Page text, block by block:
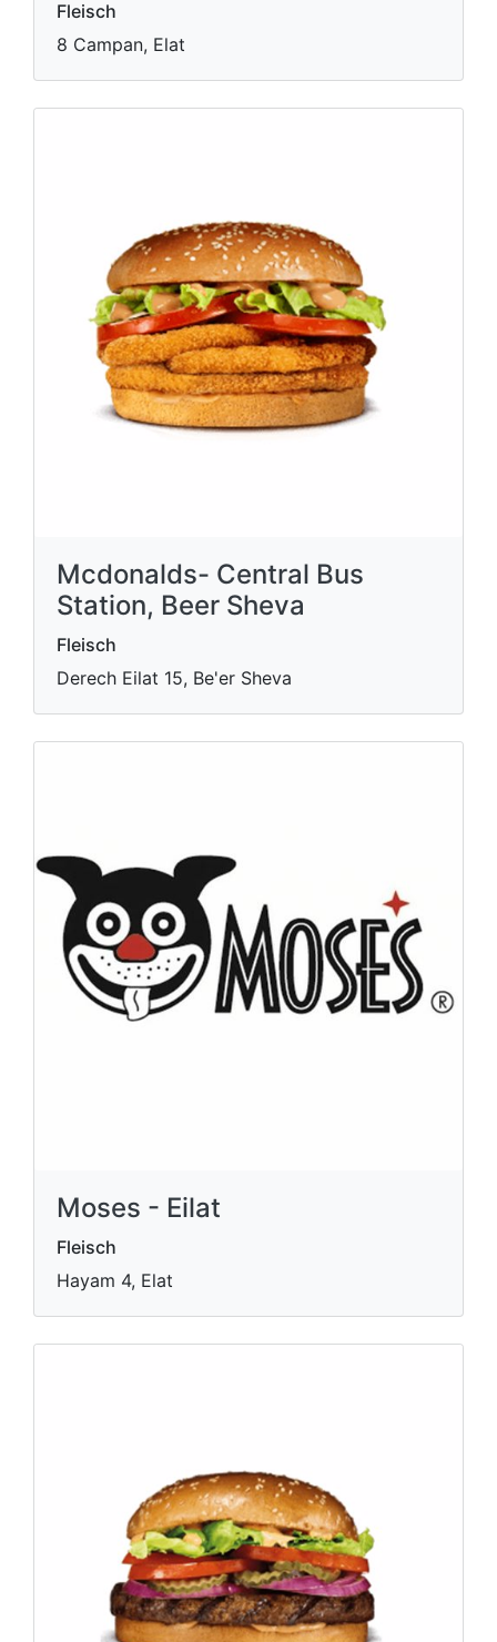
Fleisch
8 Campan, Elat
Mcdonalds- Central Bus
Station, Beer Sheva
Fleisch
Derech Eilat 15, Be'er Sheva
Moses - Eilat
Fleisch
Hayam 4, Elat